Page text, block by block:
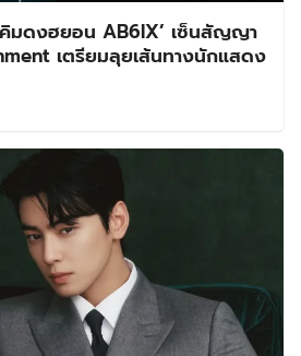
คิมดงฮยอน AB6IX’ เซ็นสัญญา
เตรียมลุยเส้นทางนักแสดง